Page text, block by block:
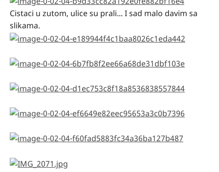
Cistaci u zutom, ulice su prali... I sad malo davim sa
slikama.